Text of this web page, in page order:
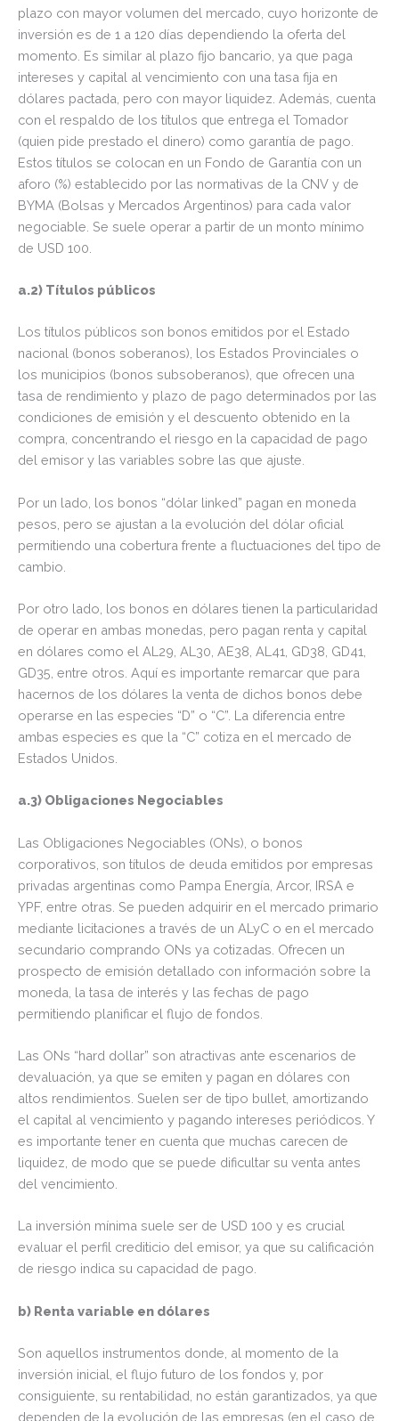
plazo con mayor volumen del mercado, cuyo horizonte de
inversión es de 1 a 120 días dependiendo la oferta del
momento. Es similar al plazo fijo bancario, ya que paga
intereses y capital al vencimiento con una tasa fija en
dólares pactada, pero con mayor liquidez. Además, cuenta
con el respaldo de los títulos que entrega el Tomador
(quien pide prestado el dinero) como garantía de pago.
Estos títulos se colocan en un Fondo de Garantía con un
aforo (%) establecido por las normativas de la CNV y de
BYMA (Bolsas y Mercados Argentinos) para cada valor
negociable. Se suele operar a partir de un monto mínimo
de USD 100.
a.2) Títulos públicos
Los títulos públicos son bonos emitidos por el Estado
nacional (bonos soberanos), los Estados Provinciales o
los municipios (bonos subsoberanos), que ofrecen una
tasa de rendimiento y plazo de pago determinados por las
condiciones de emisión y el descuento obtenido en la
compra, concentrando el riesgo en la capacidad de pago
del emisor y las variables sobre las que ajuste.
Por un lado, los bonos “dólar linked” pagan en moneda
pesos, pero se ajustan a la evolución del dólar oficial
permitiendo una cobertura frente a fluctuaciones del tipo de
cambio.
Por otro lado, los bonos en dólares tienen la particularidad
de operar en ambas monedas, pero pagan renta y capital
en dólares como el AL29, AL30, AE38, AL41, GD38, GD41,
GD35, entre otros. Aquí es importante remarcar que para
hacernos de los dólares la venta de dichos bonos debe
operarse en las especies “D” o “C”. La diferencia entre
ambas especies es que la “C” cotiza en el mercado de
Estados Unidos.
a.3) Obligaciones Negociables
Las Obligaciones Negociables (ONs), o bonos
corporativos, son títulos de deuda emitidos por empresas
privadas argentinas como Pampa Energía, Arcor, IRSA e
YPF, entre otras. Se pueden adquirir en el mercado primario
mediante licitaciones a través de un ALyC o en el mercado
secundario comprando ONs ya cotizadas. Ofrecen un
prospecto de emisión detallado con información sobre la
moneda, la tasa de interés y las fechas de pago
permitiendo planificar el flujo de fondos.
Las ONs “hard dollar” son atractivas ante escenarios de
devaluación, ya que se emiten y pagan en dólares con
altos rendimientos. Suelen ser de tipo bullet, amortizando
el capital al vencimiento y pagando intereses periódicos. Y
es importante tener en cuenta que muchas carecen de
liquidez, de modo que se puede dificultar su venta antes
del vencimiento.
La inversión mínima suele ser de USD 100 y es crucial
evaluar el perfil crediticio del emisor, ya que su calificación
de riesgo indica su capacidad de pago.
b) Renta variable en dólares
Son aquellos instrumentos donde, al momento de la
inversión inicial, el flujo futuro de los fondos y, por
consiguiente, su rentabilidad, no están garantizados, ya que
dependen de la evolución de las empresas (en el caso de